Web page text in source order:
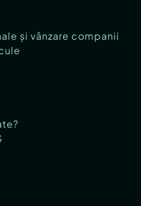
și vânzare companii